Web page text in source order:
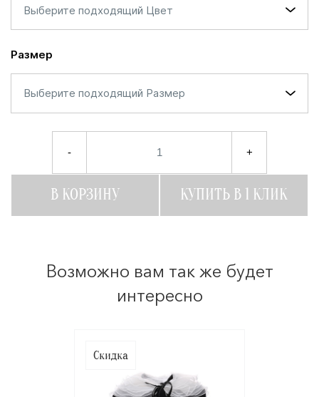
Выберите подходящий Цвет
Размер
Выберите подходящий Размер
- +
В КОРЗИНУ КУПИТЬ В 1 КЛИК
Возможно вам так же будет
интересно
Скидка